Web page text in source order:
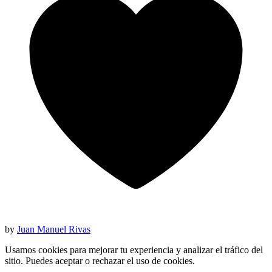
by Juan Manuel Rivas
Usamos cookies para mejorar tu experiencia y analizar el tráfico del
sitio. Puedes aceptar o rechazar el uso de cookies.